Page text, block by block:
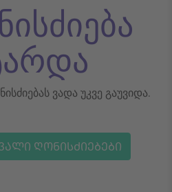
ვადა უკვე გაუვიდა.
ᲦᲝᲜᲘᲡᲫᲘᲔᲑᲔᲑᲘ